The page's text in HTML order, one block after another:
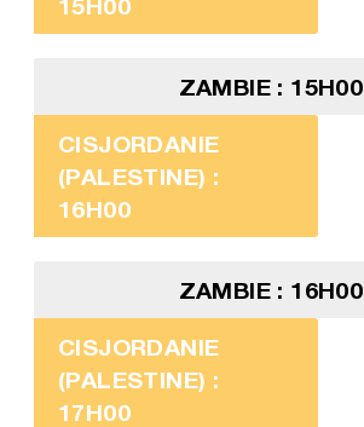
ZAMBIE : 15H00
CISJORDANIE
(PALESTINE) :
16H00
ZAMBIE : 16H00
CISJORDANIE
(PALESTINE) :
17H00